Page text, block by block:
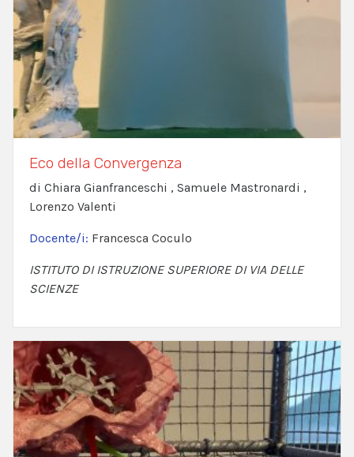
Eco della Convergenza
di Chiara Gianfranceschi , Samuele Mastronardi ,
Lorenzo Valenti
Docente/i: Francesca Coculo
ISTITUTO DI ISTRUZIONE SUPERIORE DI VIA DELLE
SCIENZE